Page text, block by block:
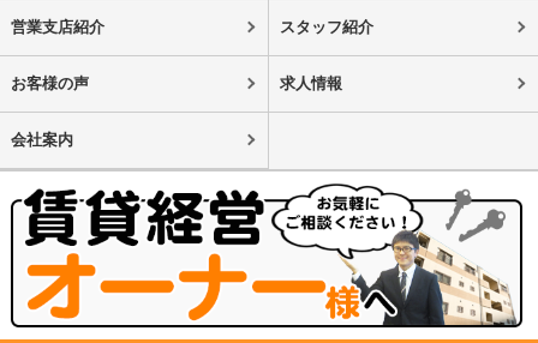
営業支店紹介 スタッフ紹介
お客様の声 求人情報
会社案内